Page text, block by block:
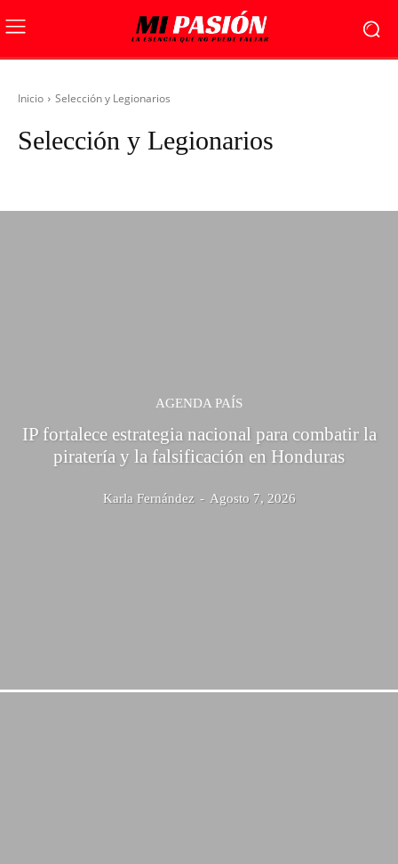
Inicio Selección y Legionarios
Selección y Legionarios
AGENDA PAÍS
IP fortalece estrategia nacional para combatir la
piratería y la falsificación en Honduras
Karla Fernández - Agosto 7, 2026